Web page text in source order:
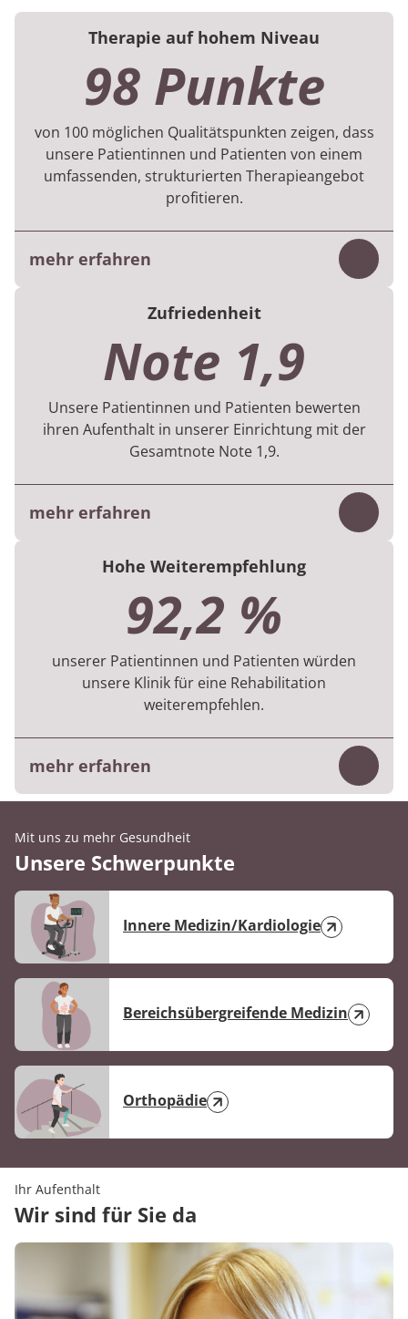
Therapie auf hohem Niveau
98 Punkte
von 100 möglichen Qualitätspunkten zeigen, dass
unsere Patientinnen und Patienten von einem
umfassenden, strukturierten Therapieangebot
profitieren.
mehr erfahren
Für jede Rehabilitation gibt es Vorgaben zu
Vielfalt, Menge und Dauer betreffen.
Im 1. Halbjahr 2026 flossen Daten von 413
Patientinnen und Patienten in die Bewertung
ein.
Zufriedenheit
Note 1,9
Unsere Patientinnen und Patienten bewerten
ihren Aufenthalt in unserer Einrichtung mit der
Gesamtnote Note 1,9.
mehr erfahren
Die Bewertung basiert auf der digitalen
Patienten am Ende ihres Aufenthaltes
beantworten.
Die Ergebnisse beruhen auf 870 Befragungen
aus dem 1. Halbjahr 2026.
Hohe Weiterempfehlung
92,2 %
unserer Patientinnen und Patienten würden
unsere Klinik für eine Rehabilitation
weiterempfehlen.
mehr erfahren
Befragung, die die Patientinnen und
Patienten am Ende des Aufenthaltes
beantworten.
Die Ergebnisse beruhen auf 768 Befragungen
aus dem 1. Halbjahr 2026.
Mit uns zu mehr Gesundheit
Unsere Schwerpunkte
Innere Medizin/Kardiologie
Bereichsübergreifende Medizin
Orthopädie
Ihr Aufenthalt
Wir sind für Sie da